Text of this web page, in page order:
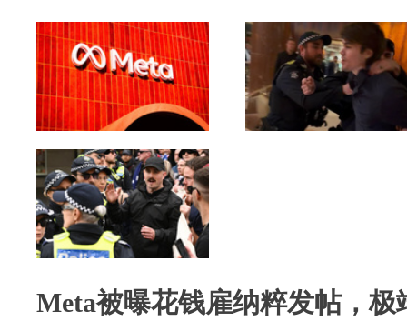
Meta被曝花钱雇纳粹发帖，极